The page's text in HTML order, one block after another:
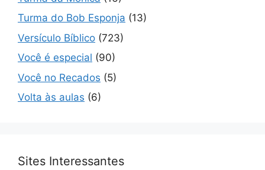
Turma do Bob Esponja (13)
Versículo Bíblico (723)
Você é especial (90)
Você no Recados (5)
Volta às aulas (6)
Sites Interessantes